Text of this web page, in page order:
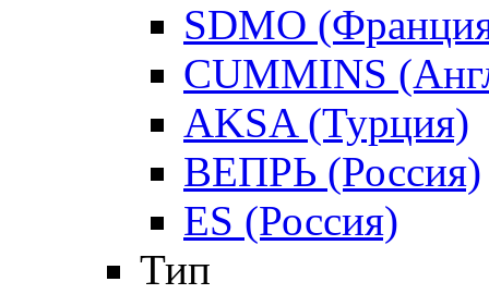
SDMO
CUMMINS
AKSA (Турция)
ВЕПРЬ (Россия)
ES (Россия)
Тип